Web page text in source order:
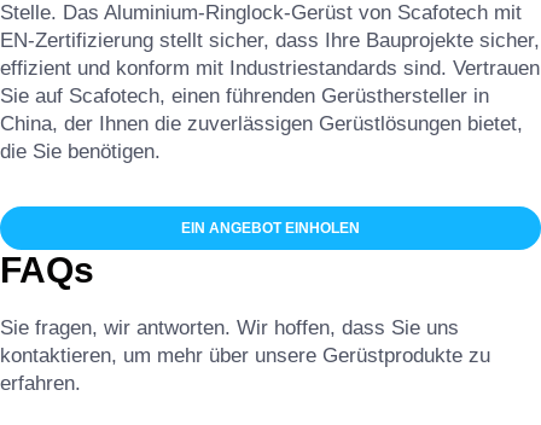
Stelle. Das Aluminium-Ringlock-Gerüst von Scafotech mit
EN-Zertifizierung stellt sicher, dass Ihre Bauprojekte sicher,
effizient und konform mit Industriestandards sind. Vertrauen
Sie auf Scafotech, einen führenden Gerüsthersteller in
China, der Ihnen die zuverlässigen Gerüstlösungen bietet,
die Sie benötigen.
EIN ANGEBOT EINHOLEN
FAQs
Sie fragen, wir antworten. Wir hoffen, dass Sie uns
kontaktieren, um mehr über unsere Gerüstprodukte zu
erfahren.